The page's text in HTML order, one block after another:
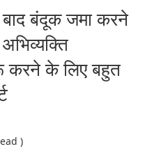
बंदूक जमा करने
करने के लिए बहुत
)